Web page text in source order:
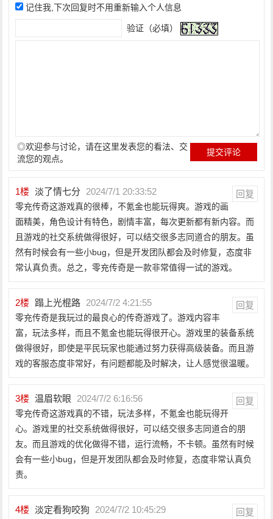
记住我,下次回复时不用重新输入个人信息
验证（必填）
◎欢迎参与讨论，请在这里发表您的看法、交
流您的观点。
1楼 淡了情七分 2024/7/1 20:33:52 回复
零充传奇这游戏真的很棒，不氪金也能玩得爽。游戏的画
面精美，角色设计有特色，剧情丰富，每次更新都有新内容。而
且游戏的社交系统做得很好，可以结交很多志同道合的朋友。虽
然有时候会有一些小bug，但是开发团队都会及时修复，态度非
常认真负责。总之，零充传奇是一款非常值得一试的游戏。
2楼 蹋上光棍路 2024/7/2 4:21:55 回复
零充传奇是我玩过的最良心的传奇游戏了。游戏内容丰
富，玩法多样，而且不氪金也能玩得很开心。游戏里的装备系统
做得很好，即使是平民玩家也能通过努力获得高级装备。而且游
戏的客服态度非常好，有问题都能及时解决，让人感觉很温暖。
3楼 温眉软眼 2024/7/2 6:16:56 回复
零充传奇这游戏真的不错，玩法多样，不氪金也能玩得开
心。游戏里的社交系统做得很好，可以结交很多志同道合的朋
友。而且游戏的优化做得不错，运行流畅，不卡顿。虽然有时候
会有一些小bug，但是开发团队都会及时修复，态度非常认真负
责。
4楼 淡定看狗咬狗 2024/7/2 10:45:29 回复